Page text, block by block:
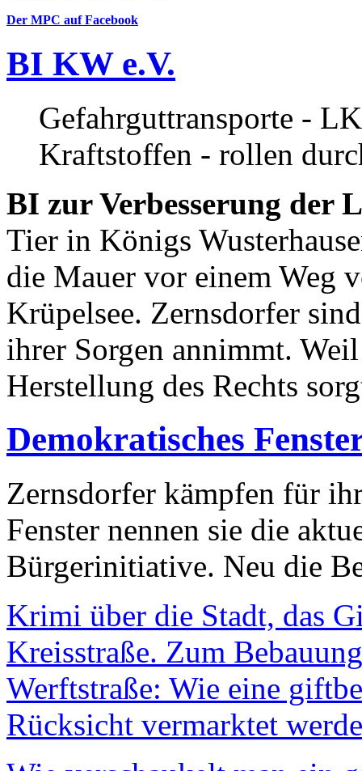
Der MPC auf Facebook
BI KW e.V.
Gefahrguttransporte -
Kraftstoffen - rollen
BI zur Verbesserung der
Tier in Königs
die Mauer vor einem Weg
Krüpelsee. Zernsdorfer
ihrer Sorgen annimmt.
Herstellung des Rechts
Demokratisches
Zernsdorfer kämpfen für
Fenster nennen sie die
Bürgerinitiative. Neu die
Krimi über die Stadt, das
Kreisstraße. Zum
Werftstraße: Wie eine
Rücksicht vermarktet